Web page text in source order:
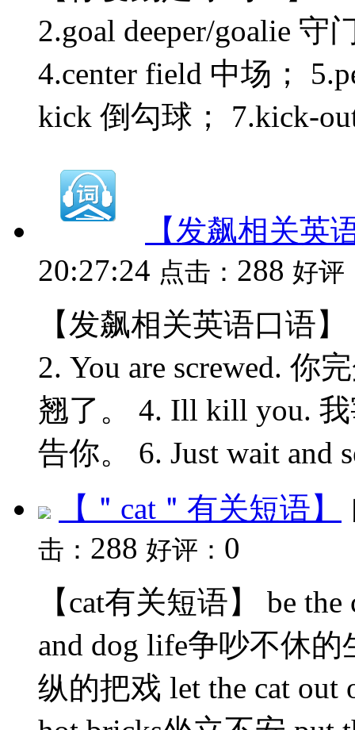
2.goal deeper/goalie 守
4.center field 中场；
kick 倒勾球； 7.kick-
【发飙相关英
20:27:24 点击： 288 好评
【发飙相关英语口语
2. You are screwed. 你
翘了。 4. Ill kill you.
告你。 6. Just wait and
【＂cat＂有关短语】
击： 288 好评： 0
【cat有关短语】 be
and dog life争吵不休的
纵的把戏 let the cat out